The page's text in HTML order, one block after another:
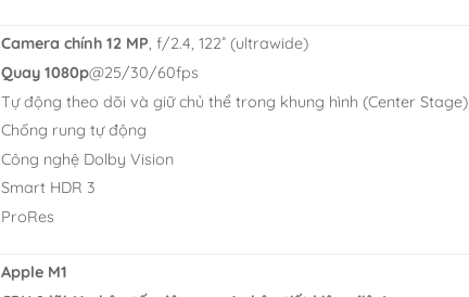
Camera chính 12 MP, f/2.4, 122˚ (ultrawide)
Quay 1080p@25/30/60fps
Tự động theo dõi và giữ chủ thể trong khung hình (Center Stage)
Chống rung tự động
Công nghệ Dolby Vision
Smart HDR 3
ProRes
Apple M1